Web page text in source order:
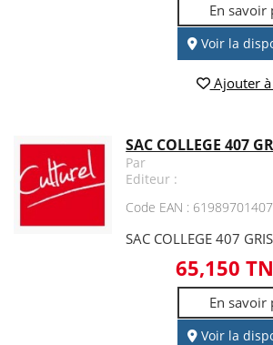
En savoir
Voir la
Ajouter à
SAC COLLEGE 407
Par
Editeur :
Code EAN :
SAC COLLEGE 407 GRIS
65,150
En savoir
Voir la